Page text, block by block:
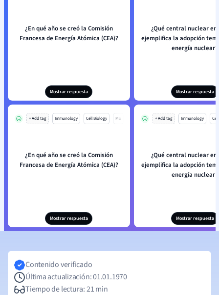
¿En qué año se creó la Comisión
Francesa de Energía Atómica (CEA)?
Mostrar respuesta
¿Qué central nuclear en
ejemplifica la adopción
energía nuclear?
Mostrar respuesta
+ Add tag Immunology Cell Biology Mo
¿En qué año se creó la Comisión
Francesa de Energía Atómica (CEA)?
Mostrar respuesta
+ Add tag Immunology
¿Qué central nuclear en
ejemplifica la adopción
energía nuclear?
Mostrar respuesta
Contenido verificado
Última actualización: 01.01.1970
Tiempo de lectura: 21 min